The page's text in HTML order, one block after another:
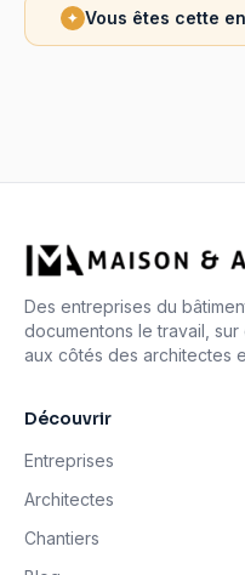
✦ Vous êtes cette
Des entreprises du
documentons le travail, sur
aux côtés des architectes
Découvrir
Entreprises
Architectes
Chantiers